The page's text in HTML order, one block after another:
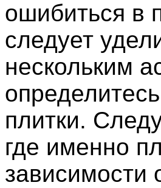
ошибиться в
следует
нескольким
плитки.
где именно
зависимости